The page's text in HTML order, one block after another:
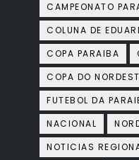
CAMPEONATO
COLUNA DE
COPA PARAIBA
COPA DO
FUTEBOL DA
NACIONAL
NOTICIAS